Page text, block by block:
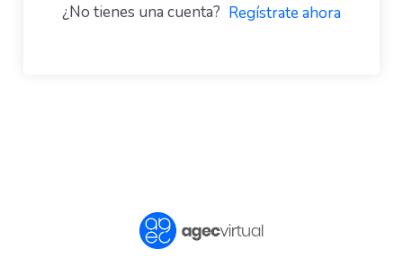
¿No tienes una cuenta? Regístrate ahora